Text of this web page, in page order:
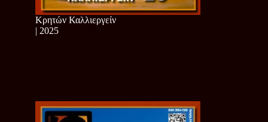
Κρητών Καλλιεργείν
| 2025